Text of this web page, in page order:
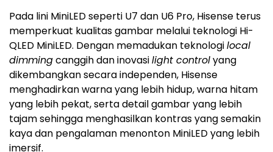
Pada lini MiniLED seperti U7 dan U6 Pro, Hisense terus
memperkuat kualitas gambar melalui teknologi Hi-
QLED MiniLED. Dengan memadukan teknologilocal
dimmingcanggih dan inovasilight controlyang
dikembangkan secara independen, Hisense
menghadirkan warna yang lebih hidup, warna hitam
yang lebih pekat, serta detail gambar yang lebih
tajam sehingga menghasilkan kontras yang semakin
kaya dan pengalaman menonton MiniLED yang lebih
imersif.